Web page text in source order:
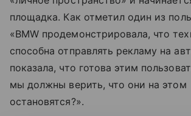
площадка. Как отметил один из
«BMW продемонстрировала, что
способна отправлять рекламу на
показала, что готова этим
мы должны верить, что они на этом
остановятся?».